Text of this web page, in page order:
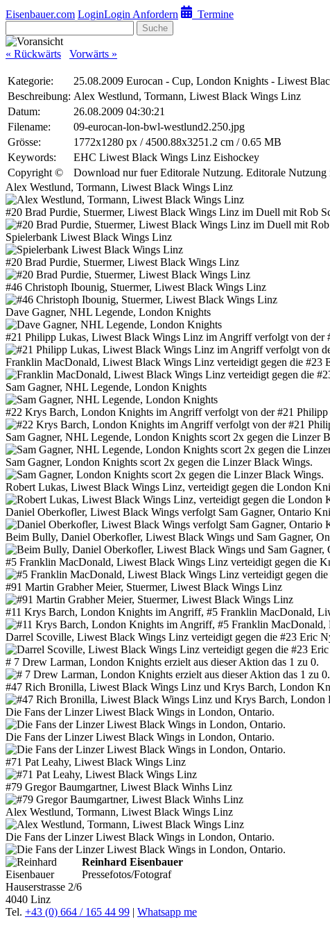
Eisenbauer.com LoginLogin Anfordern Termine
Suche
« Rückwärts Vorwärts »
Kategorie:
25.08.2009 Eurocan - Cup, London Knights - Liwest
Beschreibung: Alex Westlund, Tormann, Liwest Black Wings Linz
Datum:
26.08.2009 04:30:21
Filename:
09-eurocan-lon-bwl-westlund2.250.jpg
Grösse:
1772x1280 px / 4500.88x3251.2 cm / 0.65 MB
Keywords:
EHC Liwest Black Wings Linz Eishockey
Copyright ©
Download nur fuer Editorale Nutzung. Editorale
Alex Westlund, Tormann, Liwest Black Wings Linz
#20 Brad Purdie, Stuermer, Liwest Black Wings Linz im Duell mit Rob
Spielerbank Liwest Black Wings Linz
#20 Brad Purdie, Stuermer, Liwest Black Wings Linz
#46 Christoph Ibounig, Stuermer, Liwest Black Wings Linz
Dave Gagner, NHL Legende, London Knights
#21 Philipp Lukas, Liwest Black Wings Linz im Angriff verfolgt von der
Franklin MacDonald, Liwest Black Wings Linz verteidigt gegen die #23
Sam Gagner, NHL Legende, London Knights
#22 Krys Barch, London Knights im Angriff verfolgt von der #21
Sam Gagner, NHL Legende, London Knights scort 2x gegen die Linzer
Sam Gagner, London Knights scort 2x gegen die Linzer Black Wings.
Robert Lukas, Liwest Black Wings Linz, verteidigt gegen die London
Daniel Oberkofler, Liwest Black Wings verfolgt Sam Gagner, Ontario
Beim Bully, Daniel Oberkofler, Liwest Black Wings und Sam Gagner,
#5 Franklin MacDonald, Liwest Black Wings Linz verteidigt gegen die
#91 Martin Grabher Meier, Stuermer, Liwest Black Wings Linz
#11 Krys Barch, London Knights im Angriff, #5 Franklin MacDonald,
Darrel Scoville, Liwest Black Wings Linz verteidigt gegen die #23 Eric
# 7 Drew Larman, London Knights erzielt aus dieser Aktion das 1 zu 0.
#47 Rich Bronilla, Liwest Black Wings Linz und Krys Barch, London
Die Fans der Linzer Liwest Black Wings in London, Ontario.
Die Fans der Linzer Liwest Black Wings in London, Ontario.
#71 Pat Leahy, Liwest Black Wings Linz
#79 Gregor Baumgartner, Liwest Black Winhs Linz
Alex Westlund, Tormann, Liwest Black Wings Linz
Die Fans der Linzer Liwest Black Wings in London, Ontario.
Reinhard Eisenbauer
Pressefotos/Fotograf
Hauserstrasse 2/6
4040 Linz
Tel. +43 (0) 664 / 165 44 99 | Whatsapp me